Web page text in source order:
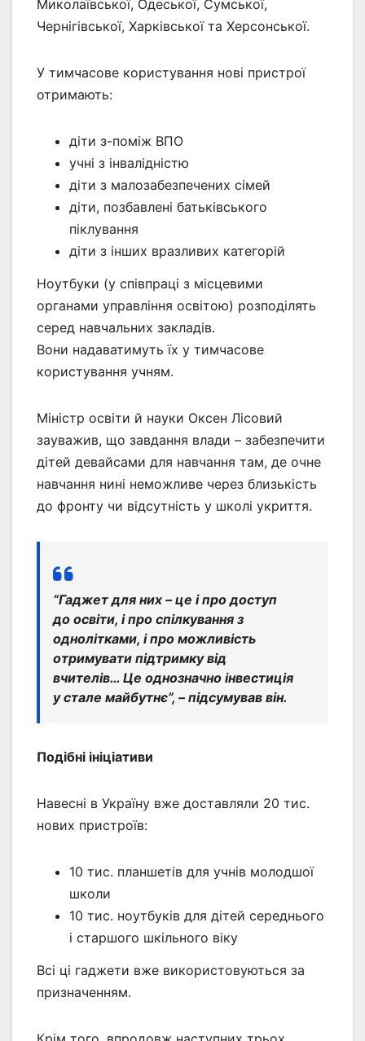
Миколаївської, Одеської, Сумської,
Чернігівської, Харківської та Херсонської.
У тимчасове користування нові пристрої
отримають:
діти з-поміж ВПО
учні з інвалідністю
діти з малозабезпечених сімей
діти, позбавлені батьківського
піклування
діти з інших вразливих категорій
Ноутбуки (у співпраці з місцевими
органами управління освітою) розподілять
серед навчальних закладів.
Вони надаватимуть їх у тимчасове
користування учням.
Міністр освіти й науки Оксен Лісовий
зауважив, що завдання влади – забезпечити
дітей девайсами для навчання там, де очне
навчання нині неможливе через близькість
до фронту чи відсутність у школі укриття.
“Гаджет для них – це і про доступ
до освіти, і про спілкування з
однолітками, і про можливість
отримувати підтримку від
вчителів… Це однозначно інвестиція
у стале майбутнє”, – підсумував він.
Подібні ініціативи
Навесні в Україну вже доставляли 20 тис.
нових пристроїв:
10 тис. планшетів для учнів молодшої
школи
10 тис. ноутбуків для дітей середнього
і старшого шкільного віку
Всі ці гаджети вже використовуються за
призначенням.